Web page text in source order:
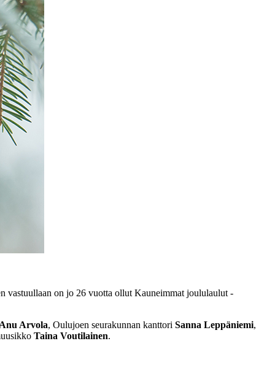
vastuullaan on jo 26 vuotta ollut Kauneimmat joululaulut -
Arvola, Oulujoen seurakunnan kanttori Sanna Leppäniemi,
Taina Voutilainen.